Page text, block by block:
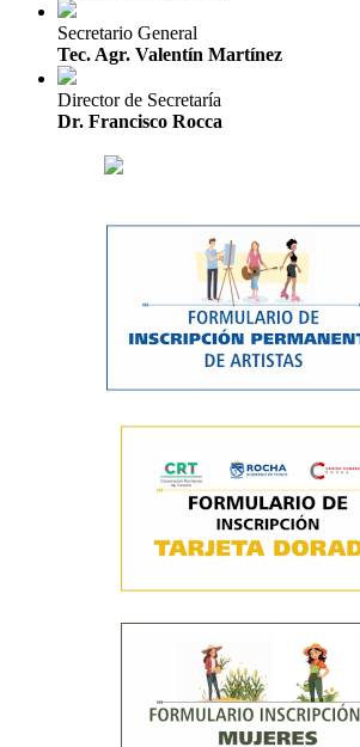
Secretario General
Tec. Agr. Valentín Martínez
Director de Secretaría
Dr. Francisco Rocca